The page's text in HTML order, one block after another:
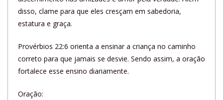
disso, clame para que eles cresçam em sabedoria,
estatura e graça.
Provérbios 22:6 orienta a ensinar a criança no caminho
correto para que jamais se desvie. Sendo assim, a oração
fortalece esse ensino diariamente.
Oração: